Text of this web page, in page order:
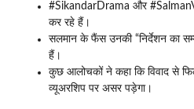
#SikandarDrama और
कर रहे हैं।
सलमान के फैंस उनकी “निर्देशन का
हैं।
कुछ आलोचकों ने कहा कि विवाद से
व्यूअरशिप पर असर पड़ेगा।